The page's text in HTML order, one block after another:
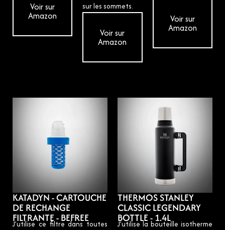
Voir sur
Amazon
sur les sommets.
Voir sur
Amazon
Voir sur
Amazon
KATADYN - CARTOUCHE
DE RECHANGE
FILTRANTE - BEFREE
J’utilise ce filtre dans toutes
THERMOS STANLEY
CLASSIC LEGENDARY
BOTTLE - 1.4L
J’utilise la bouteille isotherme